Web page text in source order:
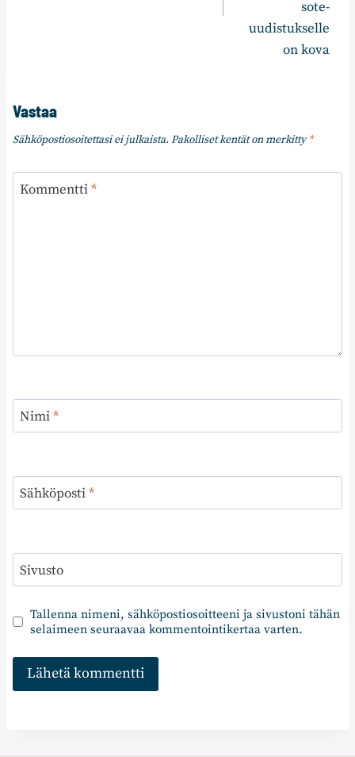
sote-
uudistukselle
on kova
Vastaa
Sähköpostiosoitettasi ei julkaista. Pakolliset kentät on merkitty*
Kommentti*
Nimi*
Sähköposti*
Sivusto
Tallenna nimeni, sähköpostiosoitteeni ja sivustoni tähän
selaimeen seuraavaa kommentointikertaa varten.